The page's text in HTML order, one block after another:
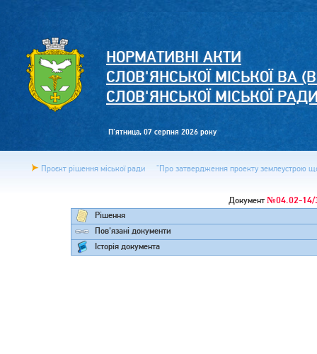
НОРМАТИВНІ АКТИ
СЛОВ'ЯНСЬКОЇ МІСЬКОЇ ВА
СЛОВ'ЯНСЬКОЇ МІСЬКОЇ
П'ятница, 07 серпня 2026 року
Проєкт рішення міської ради "Про затвердження проекту землеустрою
Документ №04.02-14/
Рішення
Пов'язані документи
Історія документа